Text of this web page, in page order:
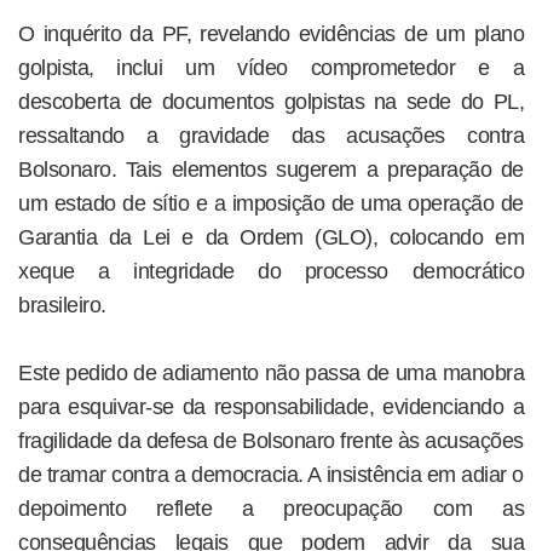
O inquérito da PF, revelando evidências de um plano
golpista, inclui um vídeo comprometedor e a
descoberta de documentos golpistas na sede do PL,
ressaltando a gravidade das acusações contra
Bolsonaro. Tais elementos sugerem a preparação de
um estado de sítio e a imposição de uma operação de
Garantia da Lei e da Ordem (GLO), colocando em
xeque a integridade do processo democrático
brasileiro.
Este pedido de adiamento não passa de uma manobra
para esquivar-se da responsabilidade, evidenciando a
fragilidade da defesa de Bolsonaro frente às acusações
de tramar contra a democracia. A insistência em adiar o
depoimento reflete a preocupação com as
consequências legais que podem advir da sua